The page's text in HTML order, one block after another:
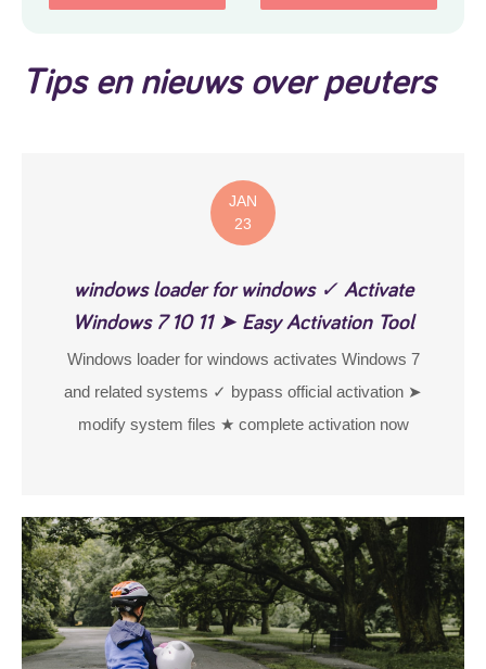
Tips en nieuws over peuters
JAN
23
windows loader for windows ✓ Activate
Windows 7 10 11 ➤ Easy Activation Tool
Windows loader for windows activates Windows 7
and related systems ✓ bypass official activation ➤
modify system files ★ complete activation now